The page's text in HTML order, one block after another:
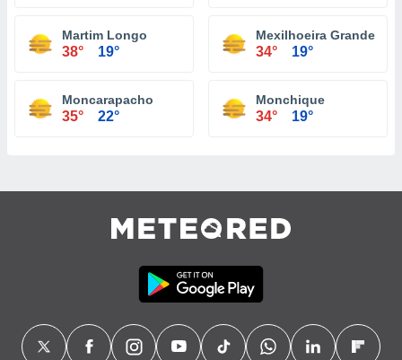
Martim Longo
38° 19°
Mexilhoeira Grande
34° 19°
Moncarapacho
35° 22°
Monchique
34° 19°